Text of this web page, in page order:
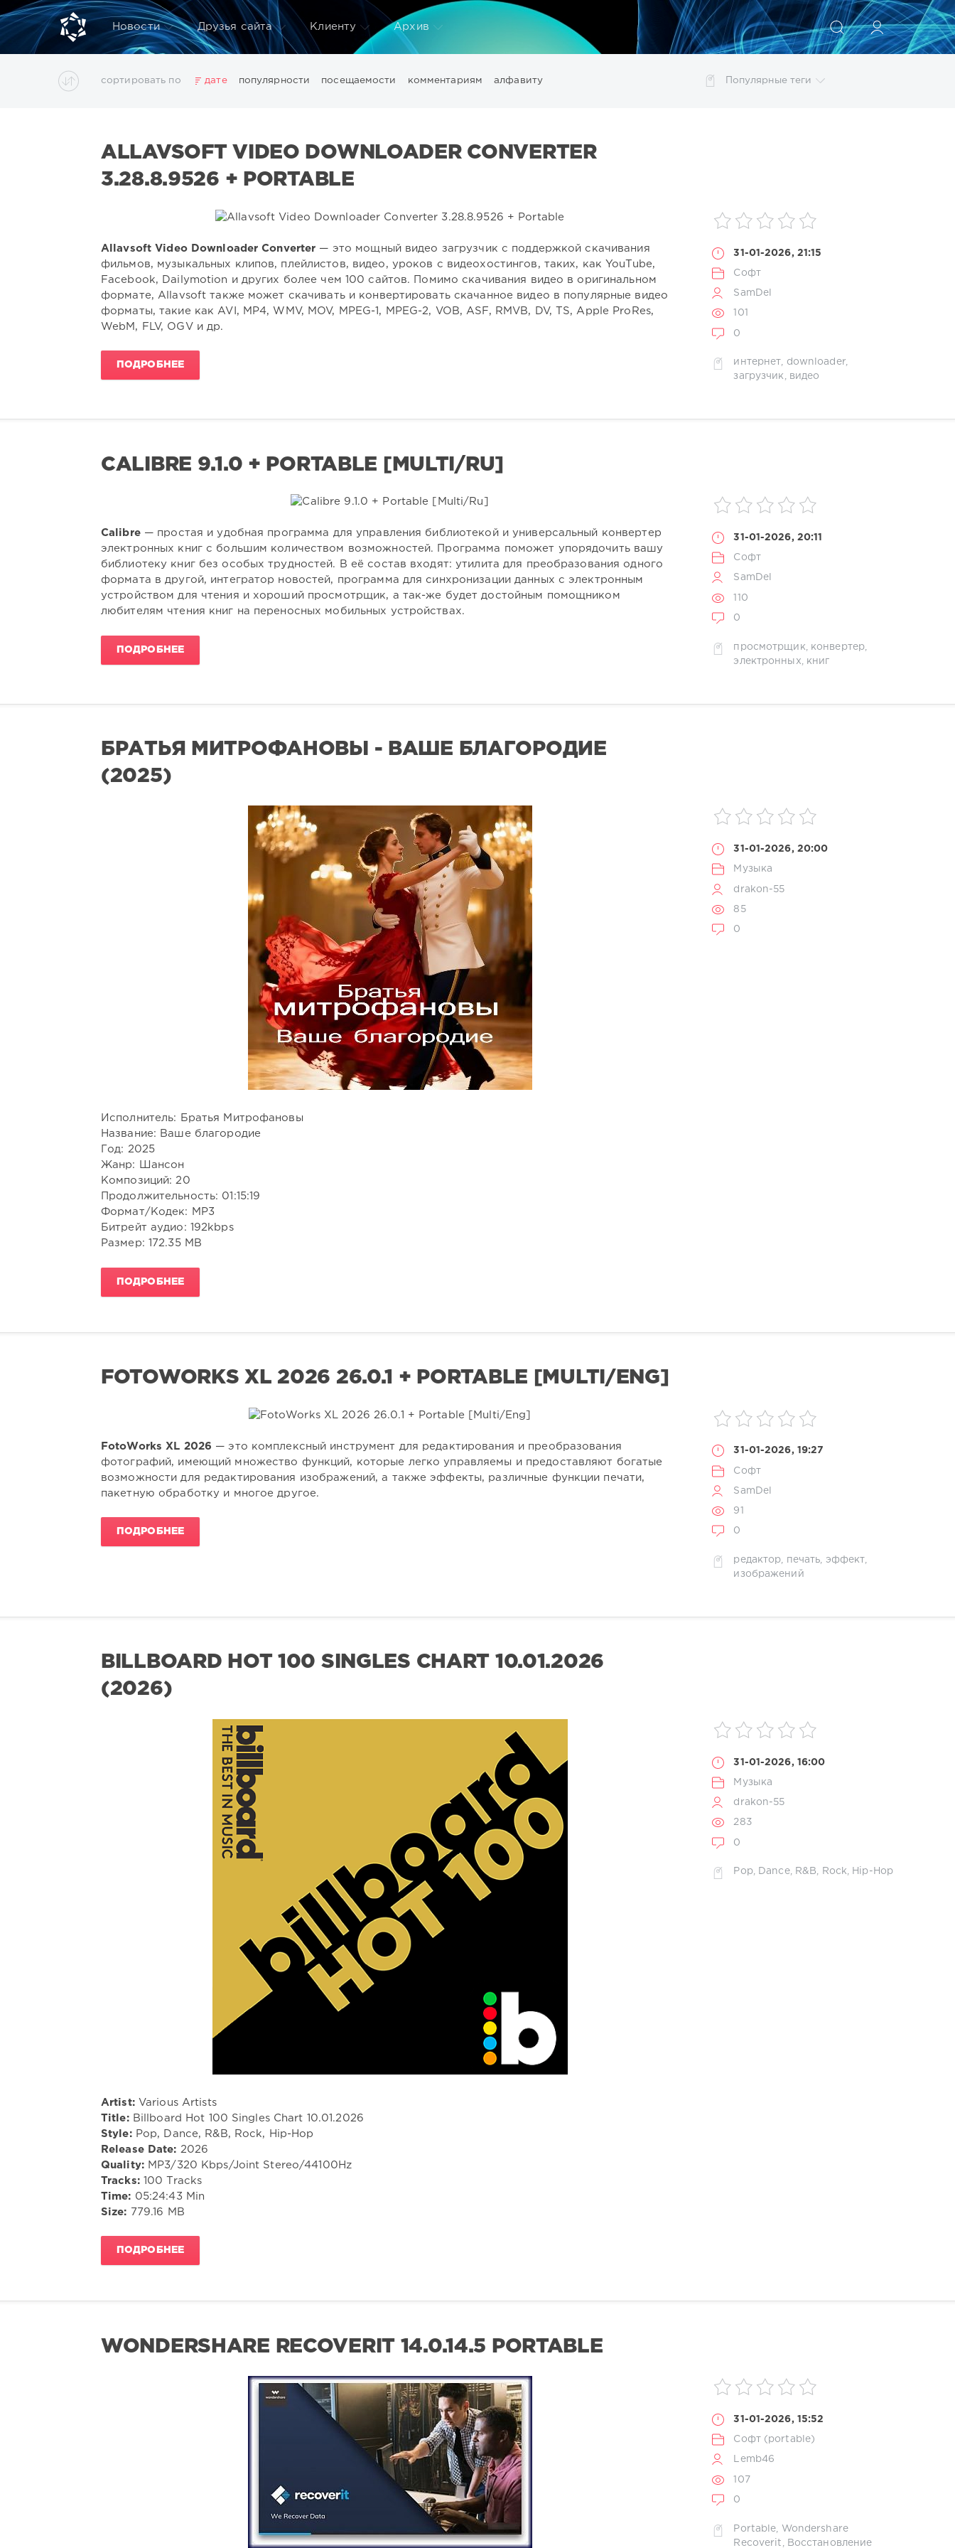
ИСКАТЬ
Новости Друзья сайта Клиенту Архив
сортировать по дате популярности посещаемости комментариям алфавиту Популярные теги
оптимизация очистка редактор системы создать файлов фото фотографий цифровых
Показать все теги
ALLAVSOFT VIDEO DOWNLOADER CONVERTER
3.28.8.9526 + PORTABLE
31-01-2026, 21:15
Софт
SamDel
101
0
интернет downloader,
загрузчик
видео
Allavsoft Video Downloader Converter — это мощный видео загрузчик с поддержкой скачивания
фильмов, музыкальных клипов, плейлистов, видео, уроков с видеохостингов, таких, как YouTube,
Facebook, Dailymotion и других более чем 100 сайтов. Помимо скачивания видео в оригинальном
формате, Allavsoft также может скачивать и конвертировать скачанное видео в популярные видео
форматы, такие как AVI, MP4, WMV, MOV, MPEG-1, MPEG-2, VOB, ASF, RMVB, DV, TS, Apple ProRes,
WebM, FLV, OGV и др.
ПОДРОБНЕЕ
CALIBRE 9.1.0 + PORTABLE [MULTI/RU]
31-01-2026, 20:11
Софт
SamDel
110
0
просмотрщик конвертер
электронных
книг
Calibre— простая и удобная программа для управления библиотекой и универсальный конвертер
электронных книг с большим количеством возможностей. Программа поможет упорядочить вашу
библиотеку книг без особых трудностей. В её состав входят: утилита для преобразования одного
формата в другой, интегратор новостей, программа для синхронизации данных с электронным
устройством для чтения и хороший просмотрщик, а так-же будет достойным помощником
любителям чтения книг на переносных мобильных устройствах.
ПОДРОБНЕЕ
БРАТЬЯ МИТРОФАНОВЫ - ВАШЕ БЛАГОРОДИЕ
(2025)
31-01-2026, 20:00
Музыка
drakon-55
85
0
Исполнитель: Братья Митрофановы
Название: Ваше благородие
Год: 2025
Жанр: Шансон
Композиций: 20
Продолжительность: 01:15:19
Формат/Кодек: MP3
Битрейт аудио: 192kbps
Размер: 172.35 MB
ПОДРОБНЕЕ
FOTOWORKS XL 2026 26.0.1 + PORTABLE [MULTI/ENG]
31-01-2026, 19:27
Софт
SamDel
91
0
редактор печать эффект
изображений
FotoWorks XL 2026 — это комплексный инструмент для редактирования и преобразования
фотографий, имеющий множество функций, которые легко управляемы и предоставляют богатые
возможности для редактирования изображений, а также эффекты, различные функции печати,
пакетную обработку и многое другое.
ПОДРОБНЕЕ
BILLBOARD HOT 100 SINGLES CHART 10.01.2026
(2026)
31-01-2026, 16:00
Музыка
drakon-55
283
0
Pop, Dance, R&B Rock Hip-Hop
Artist:Various Artists
Title:Billboard Hot 100 Singles Chart 10.01.2026
Style:Pop, Dance, R&B, Rock, Hip-Hop
Release Date: 2026
Quality:MP3/320 Kbps/Joint Stereo/44100Hz
Tracks:100 Tracks
Time: 05:24:43 Min
Size: 779.16 MB
ПОДРОБНЕЕ
WONDERSHARE RECOVERIT 14.0.14.5 PORTABLE
31-01-2026, 15:52
Софт (portable)
Lemb46
107
0
Portable
Wondershare
Recoverit
Восстановление